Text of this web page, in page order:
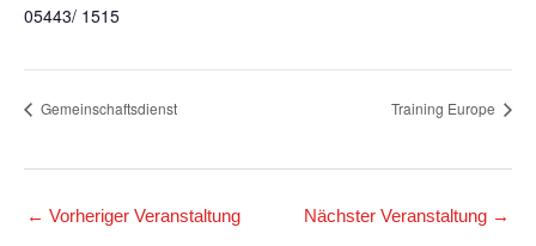
05443/ 1515
Gemeinschaftsdienst Training Europe
← Vorheriger Veranstaltung Nächster Veranstaltung →